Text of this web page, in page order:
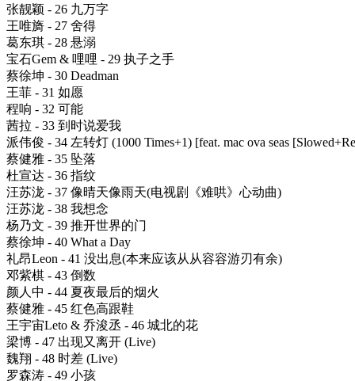
张靓颖 - 26 九万字
王唯旖 - 27 舍得
葛东琪 - 28 悬溺
宝石Gem & 哩哩 - 29 执子之手
蔡徐坤 - 30 Deadman
王菲 - 31 如愿
程响 - 32 可能
茜拉 - 33 到时说爱我
派伟俊 - 34 左转灯 (1000 Times+1) [feat. mac ova seas
蔡健雅 - 35 坠落
杜宣达 - 36 指纹
汪苏泷 - 37 像晴天像雨天(电视剧《难哄》心动曲)
汪苏泷 - 38 我想念
杨乃文 - 39 推开世界的门
蔡徐坤 - 40 What a Day
礼昂Leon - 41 没出息(本来应该从从容容游刃有余)
邓紫棋 - 43 倒数
颜人中 - 44 夏夜最后的烟火
蔡健雅 - 45 红色高跟鞋
王宇宙Leto & 乔浚丞 - 46 城北的花
梁博 - 47 出现又离开 (Live)
魏翔 - 48 时差 (Live)
罗森涛 - 49 小孩